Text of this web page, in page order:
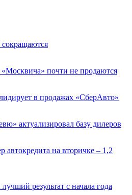
почти не продаются
в продажах «СберАвто»
актуализировал базу дилеров
автокредита на вторичке – 1,2
результат с начала года